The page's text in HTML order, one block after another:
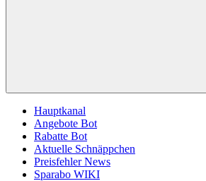
Hauptkanal
Angebote Bot
Rabatte Bot
Aktuelle Schnäppchen
Preisfehler News
Sparabo WIKI